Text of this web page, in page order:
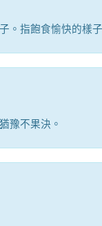
。指飽食愉快的樣
豫不果決。